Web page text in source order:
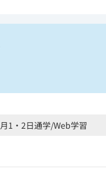
月1・2日通学/Web学習